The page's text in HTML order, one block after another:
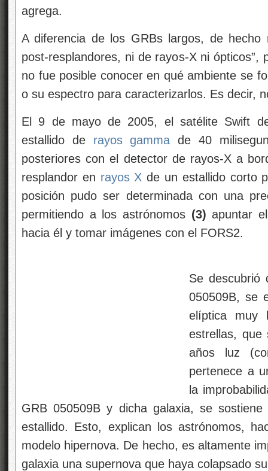
agrega.
A diferencia de los GRBs largos, de
post-resplandores, ni de rayos-X ni
no fue posible conocer en qué ambiente se
o su espectro para caracterizarlos. Es decir,
El 9 de mayo de 2005, el satélite Swift
estallido de rayos gamma de 40
posteriores con el detector de rayos-X a
resplandor en rayos X de un estallido corto
posición pudo ser determinada con una
permitiendo a los astrónomos (3) apuntar
hacia él y tomar imágenes con el FORS2.
Se descubrió
050509B, se
elíptica muy
estrellas, que
años luz
pertenece a
la
GRB 050509B y dicha galaxia, se
estallido. Esto, explican los astrónomos,
modelo hipernova. De hecho, es altamente
galaxia una supernova que haya colapsado